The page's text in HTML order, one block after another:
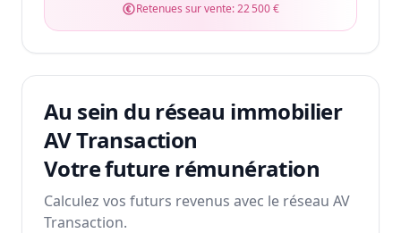
Retenues sur vente:22 500 €
Au sein du réseau immobilier
AV Transaction
Votre future rémunération
Calculez vos futurs revenus avec le réseau AV
Transaction.